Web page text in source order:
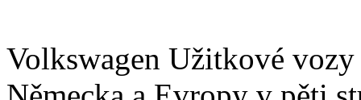
Volkswagen Užitkové